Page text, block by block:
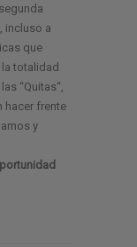
incluso a
que
totalidad
“Quitas“,
hacer frente
y